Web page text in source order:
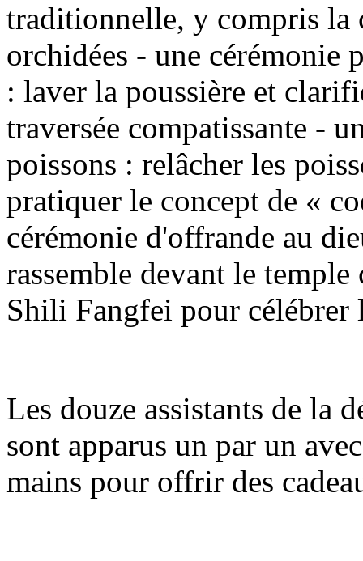
traditionnelle, y compris la
orchidées - une cérémonie
: laver la poussière et
traversée compatissante -
poissons : relâcher les
pratiquer le concept de «
cérémonie d'offrande au
rassemble devant le
Shili Fangfei pour célébrer
Les douze assistants de la
sont apparus un par un
mains pour offrir des